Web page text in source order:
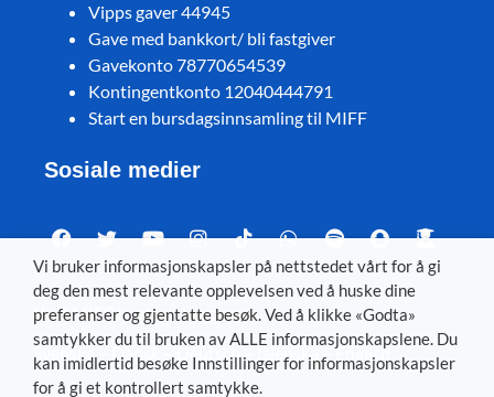
Vipps gaver 44945
Gave med bankkort/ bli fastgiver
Gavekonto 78770654539
Kontingentkonto 12040444791
Start en bursdagsinnsamling til MIFF
Sosiale medier
Visit MIFF in other languages
Svenska– Dansk – Deutsch– Íslenska –English
Vi bruker informasjonskapsler på nettstedet vårt for å gi
deg den mest relevante opplevelsen ved å huske dine
preferanser og gjentatte besøk. Ved å klikke «Godta»
samtykker du til bruken av ALLE informasjonskapslene. Du
kan imidlertid besøke Innstillinger for informasjonskapsler
for å gi et kontrollert samtykke.